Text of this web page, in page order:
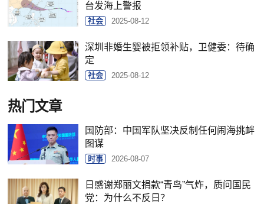
台发海上警报
社会 2025-08-12
深圳非婚生婴被拒领补贴，卫健委：待确
定
社会 2025-08-12
热门文章
国防部：中国军队坚决反制任何闹海挑衅
图谋
时事 2026-08-07
日感谢郑丽文捐款“青鸟”气炸，质问国民
党：为什么不反日？